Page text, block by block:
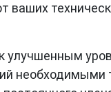
ваших
улучшенным
необходимыми